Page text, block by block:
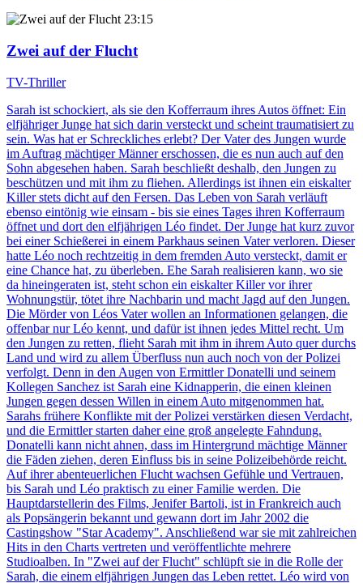
23:15
Zwei auf der Flucht
TV-Thriller
Sarah ist schockiert, als sie den Kofferraum ihres Autos öffnet: Ein
elfjähriger Junge hat sich darin versteckt und scheint traumatisiert zu
sein. Was hat er Schreckliches erlebt? Der Vater des Jungen wurde
im Auftrag mächtiger Männer erschossen, die es nun auch auf den
Sohn abgesehen haben. Sarah beschließt deshalb, den Jungen zu
beschützen und mit ihm zu fliehen. Allerdings ist ihnen ein eiskalter
Killer stets dicht auf den Fersen. Das Leben von Sarah verläuft
ebenso eintönig wie einsam - bis sie eines Tages ihren Kofferraum
öffnet und dort den elfjährigen Léo findet. Der Junge hat kurz zuvor
bei einer Schießerei in einem Parkhaus seinen Vater verloren. Dieser
hatte Léo noch rechtzeitig in dem fremden Auto versteckt, damit er
eine Chance hat, zu überleben. Ehe Sarah realisieren kann, wo sie
da hineingeraten ist, steht schon ein eiskalter Killer vor ihrer
Wohnungstür, tötet ihre Nachbarin und macht Jagd auf den Jungen.
Die Mörder von Léos Vater wollen an Informationen gelangen, die
offenbar nur Léo kennt, und dafür ist ihnen jedes Mittel recht. Um
den Jungen zu retten, flieht Sarah mit ihm in ihrem Auto quer durchs
Land und wird zu allem Überfluss nun auch noch von der Polizei
verfolgt. Denn in den Augen von Ermittler Donatelli und seinem
Kollegen Sanchez ist Sarah eine Kidnapperin, die einen kleinen
Jungen gegen dessen Willen in einem Auto mitgenommen hat.
Sarahs frühere Konflikte mit der Polizei verstärken diesen Verdacht,
und die Ermittler starten daher eine groß angelegte Fahndung.
Donatelli kann nicht ahnen, dass im Hintergrund mächtige Männer
die Fäden ziehen, deren Einfluss bis in seine Polizeibehörde reicht.
Auf ihrer abenteuerlichen Flucht wachsen Gefühle und Vertrauen,
bis Sarah und Léo praktisch zu einer Familie werden. Die
Hauptdarstellerin des Films, Jenifer Bartoli, ist in Frankreich auch
als Popsängerin bekannt und gewann dort im Jahr 2002 die
Castingshow "Star Academy". Anschließend war sie mit zahlreichen
Hits in den Charts vertreten und veröffentlichte mehrere
Studioalben. In "Zwei auf der Flucht" schlüpft sie in die Rolle der
Sarah, die einem elfjährigen Jungen das Leben rettet. Léo wird von